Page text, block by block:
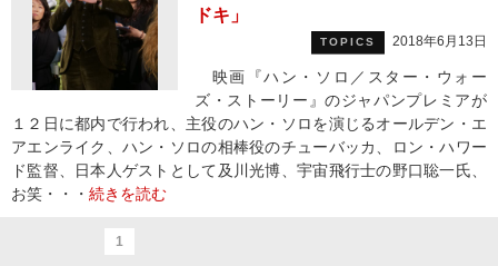
ドキ」
TOPICS 2018年6月13日
映画『ハン・ソロ／スター・ウォー
ズ・ストーリー』のジャパンプレミアが
１２日に都内で行われ、主役のハン・ソロを演じるオールデン・エ
アエンライク、ハン・ソロの相棒役のチューバッカ、ロン・ハワー
ド監督、日本人ゲストとして及川光博、宇宙飛行士の野口聡一氏、
お笑・・・ 続きを読む
1